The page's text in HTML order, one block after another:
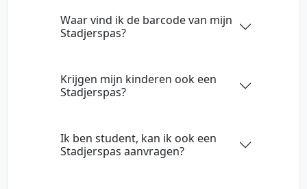
Waar vind ik de barcode van mijn
Stadjerspas?
Krijgen mijn kinderen ook een
Stadjerspas?
Ik ben student, kan ik ook een
Stadjerspas aanvragen?